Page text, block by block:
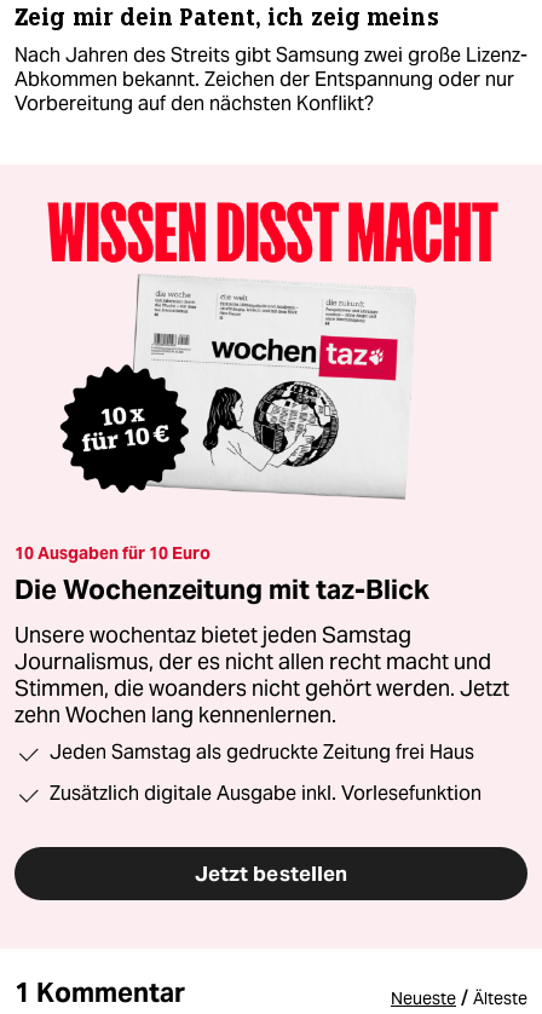
Zeig mir dein Patent, ich zeig meins
Nach Jahren des Streits gibt Samsung zwei große Lizenz-
Abkommen bekannt. Zeichen der Entspannung oder nur
Vorbereitung auf den nächsten Konflikt?
10 Ausgaben für 10 Euro
Die Wochenzeitung mit taz-Blick
Unsere wochentaz bietet jeden Samstag
Journalismus, der es nicht allen recht macht und
Stimmen, die woanders nicht gehört werden. Jetzt
zehn Wochen lang kennenlernen.
Jeden Samstag als gedruckte Zeitung frei Haus
Zusätzlich digitale Ausgabe inkl. Vorlesefunktion
Jetzt bestellen
1 Kommentar Neueste / Älteste